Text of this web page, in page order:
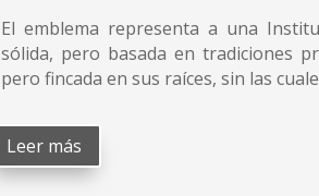
El emblema representa a una
sólida, pero basada en tradiciones
pero fincada en sus raíces, sin las
Leer más